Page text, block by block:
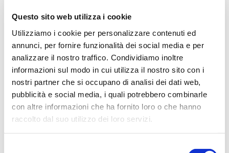
Questo sito web utilizza i cookie
Utilizziamo i cookie per personalizzare contenuti ed
annunci, per fornire funzionalità dei social media e per
analizzare il nostro traffico. Condividiamo inoltre
informazioni sul modo in cui utilizza il nostro sito con i
nostri partner che si occupano di analisi dei dati web,
pubblicità e social media, i quali potrebbero combinarle
con altre informazioni che ha fornito loro o che hanno
raccolto dal suo utilizzo dei loro servizi.
ACQUISTA PRODOTTO
RITUENA | MAGIA DI PERSIA
BATH FOAM